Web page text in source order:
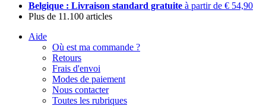
Belgique : Livraison standard gratuite à partir de € 54,90
Plus de 11.100 articles
Aide
Où est ma commande ?
Retours
Frais d'envoi
Modes de paiement
Nous contacter
Toutes les rubriques